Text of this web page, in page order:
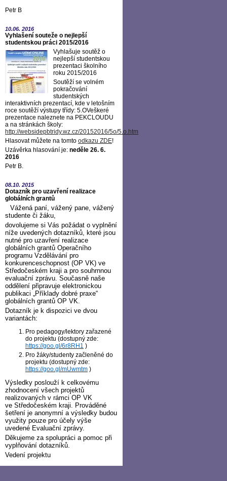
Petr B
10.06. 2016
Vyhlašení souteže o nejlepší
studentskou práci 2015/2016
Vyhlašuje soutěž o
nejlepší studentskou
prezentaci školního
roku 2015/2016
Soutěží se volném
pokračování
studentských
interaktivních prezentací, kde v letošním
roce soutěží výstupy třídy: 5.OVeškeré
prezentace naleznete na PEKCLOUDU
a na stránkách školy:
http://websidepbtridy.wz.cz/20152016/5o/5.o.htm
Hlasovat můžete na tomto odkazu ZDE!
Uzávěrka hlasování je: neděle 26. 6.
2016
Petr B.
08.10. 2015
Dotazník pro uzavření realizace
globálních grantů
Vážená paní, vážený pane, vážený
studente či žáku,
dovolujeme si Vás požádat o vyplnění
níže uvedených dotazníků, které jsou
nutné pro uzavření realizace
globálních grantů Operačního
programu Vzdělávání pro
konkurenceschopnost (OP VK) ve
Středočeském kraji a pro souhrnnou
evaluační zprávu. Současně naše
oddělení připravuje elektronickou
publikaci „Příklady dobré praxe“
globálních grantů OP VK.
Dotazník je k dispozici ve dvou
variantách:
Pro pedagogy/lektory zařazené
do projektu (dostupný zde:
https://goo.gl/6r8RH1 )
Pro žáky/studenty začleněné do
projektu (dostupný zde:
https://goo.gl/mUwmtm )
Výsledky poslouží k celkovému
zhodnocení všech projektů
realizovaných v rámci OP VK
ve Středočeském kraji. Prováděné
šetření je anonymní a výsledky budou
využity pouze pro účely výše
uvedené Evaluační zprávy.
Děkujeme za spolupráci a pomoc při
vyplňování dotazníků.
Vedení projektu